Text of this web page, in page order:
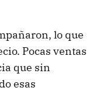
lo que
Pocas ventas
que sin
esas